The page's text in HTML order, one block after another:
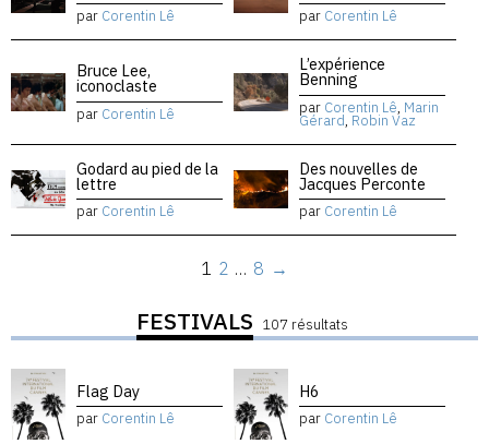
par Corentin Lê par Corentin Lê
Bruce Lee,
iconoclaste
par Corentin Lê
L’expérience
Benning
par Corentin Lê, Marin
Gérard, Robin Vaz
Godard au pied de la
lettre
par Corentin Lê
Des nouvelles de
Jacques Perconte
par Corentin Lê
1 2 … 8 →
FESTIVALS 107 résultats
Flag Day
par Corentin Lê
H6
par Corentin Lê